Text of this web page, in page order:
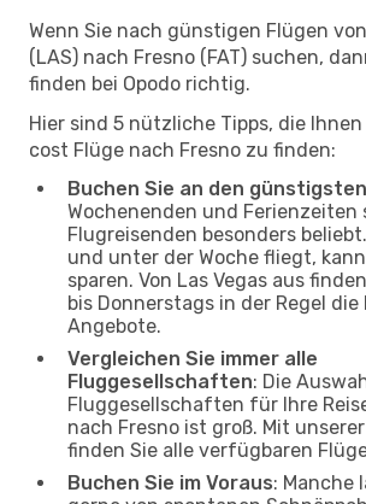
Wenn Sie nach günstigen Flügen
(LAS) nach Fresno (FAT) suchen,
finden bei Opodo richtig.
Hier sind 5 nützliche Tipps, die
cost Flüge nach Fresno zu finden:
Buchen Sie an den
Wochenenden und Ferienzeiten
Flugreisenden besonders
und unter der Woche fliegt,
sparen. Von Las Vegas aus
bis Donnerstags in der Regel die
Angebote.
Vergleichen Sie immer alle
Fluggesellschaften: Die
Fluggesellschaften für Ihre
nach Fresno ist groß. Mit
finden Sie alle verfügbaren
Buchen Sie im Voraus: Manche